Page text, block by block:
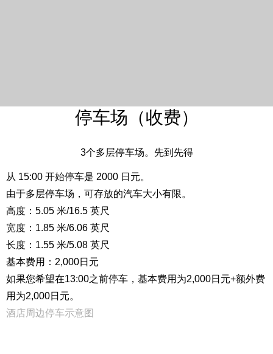
停车场（收费）
3个多层停车场。先到先得
从 15:00 开始停车是 2000 日元。
由于多层停车场，可存放的汽车大小有限。
高度：5.05 米/16.5 英尺
宽度：1.85 米/6.06 英尺
长度：1.55 米/5.08 英尺
基本费用：2,000日元
如果您希望在13:00之前停车，基本费用为2,000日元+额外费
用为2,000日元。
酒店周边停车示意图